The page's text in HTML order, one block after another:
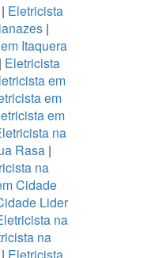
Eletricista
|
Itaquera
| Eletricista
em
em
em
na
Rasa |
na
Cidade
Lider
na
na
| Eletricista